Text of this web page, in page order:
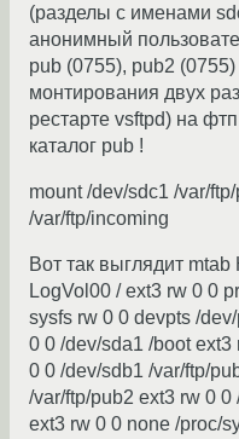
(разделы с именами
анонимный
pub (0755), pub2
монтирования двух
рестарте vsftpd) на
каталог pub !
mount /dev/sdc1 /var/
/var/ftp/incoming
Вот так выглядит
LogVol00 / ext3 rw 0 0
sysfs rw 0 0 devpts /
0 0 /dev/sda1 /boot ext3
0 0 /dev/sdb1 /var/ftp/
/var/ftp/pub2 ext3 rw 0
ext3 rw 0 0 none /proc/